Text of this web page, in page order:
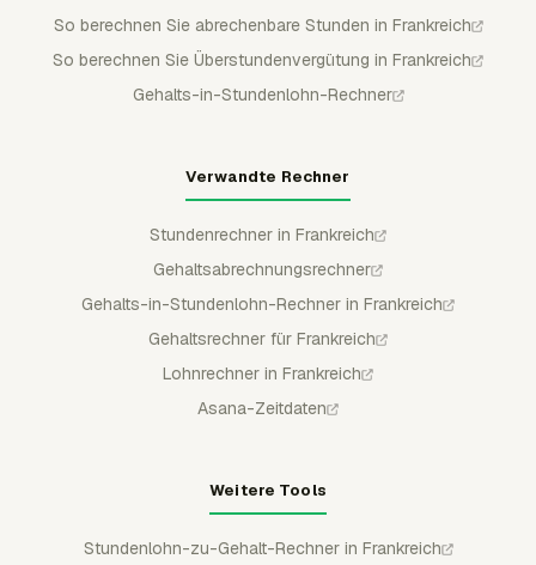
So berechnen Sie abrechenbare Stunden in Frankreich
So berechnen Sie Überstundenvergütung in Frankreich
Gehalts-in-Stundenlohn-Rechner
Verwandte Rechner
Stundenrechner in Frankreich
Gehaltsabrechnungsrechner
Gehalts-in-Stundenlohn-Rechner in Frankreich
Gehaltsrechner für Frankreich
Lohnrechner in Frankreich
Asana-Zeitdaten
Weitere Tools
Stundenlohn-zu-Gehalt-Rechner in Frankreich